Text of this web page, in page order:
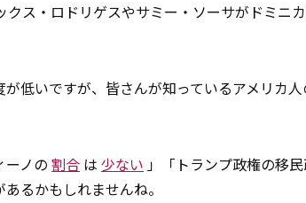
ス・ロドリゲスやサミー・ソーサがドミニ
低いですが、皆さんが知っているアメリカ
ーノの 割合 は 少ない 」「トランプ政権の移
るかもしれませんね。